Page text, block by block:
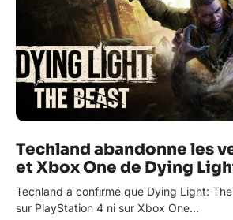
Techland abandonne les
et Xbox One de Dying
Techland a confirmé que Dying Light:
sur PlayStation 4 ni sur Xbox One…